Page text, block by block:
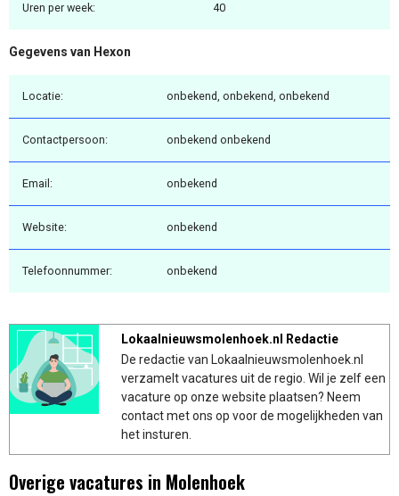
Uren per week: 40
Gegevens van Hexon
Locatie: onbekend, onbekend, onbekend
Contactpersoon: onbekend onbekend
Email: onbekend
Website: onbekend
Telefoonnummer: onbekend
Lokaalnieuwsmolenhoek.nl Redactie
De redactie van Lokaalnieuwsmolenhoek.nl
verzamelt vacatures uit de regio. Wil je zelf een
vacature op onze website plaatsen? Neem
contact met ons op voor de mogelijkheden van
het insturen.
Overige vacatures in Molenhoek